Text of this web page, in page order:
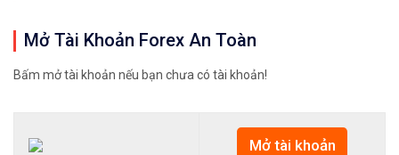
Mở Tài Khoản Forex An Toàn
Bấm mở tài khoản nếu bạn chưa có tài khoản!
Mở tài khoản